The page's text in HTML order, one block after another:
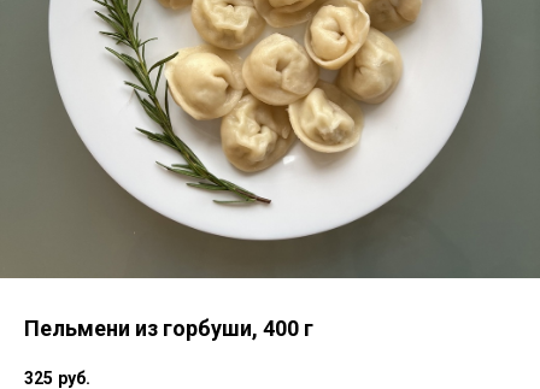
Пельмени из горбуши, 400 г
325 руб.